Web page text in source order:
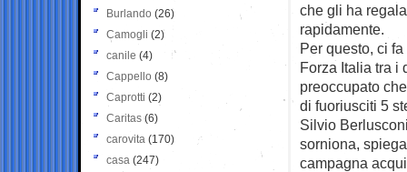
che gli ha
rapidamente.
Per questo, ci
Forza Italia tra i
preoccupato
di fuoriusciti 5
Silvio
sorniona,
campagna
Burlando (26)
Camogli (2)
canile (4)
Cappello (8)
Caprotti (2)
Caritas (6)
carovita (170)
casa (247)